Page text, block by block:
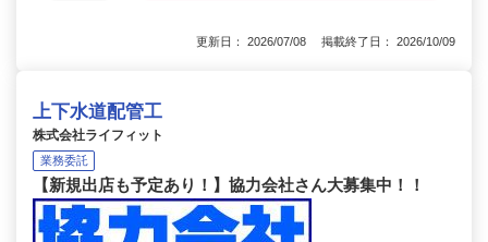
更新日： 2026/07/08 掲載終了日： 2026/10/09
上下水道配管工
株式会社ライフィット
業務委託
【新規出店も予定あり！】協力会社さん大募集中！！